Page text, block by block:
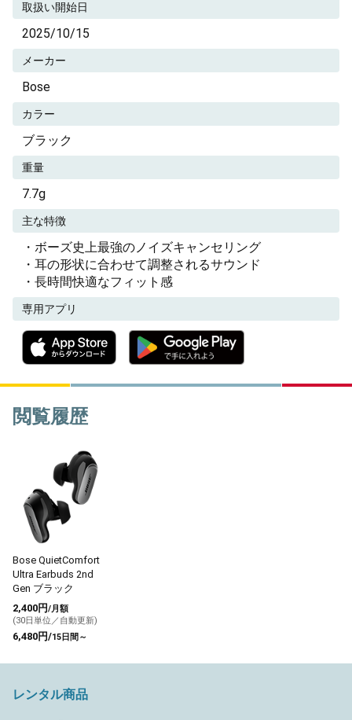
取扱い開始日
2025/10/15
メーカー
Bose
カラー
ブラック
重量
7.7g
主な特徴
・ボーズ史上最強のノイズキャンセリング
・耳の形状に合わせて調整されるサウンド
・長時間快適なフィット感
専用アプリ
閲覧履歴
Bose QuietComfort
Ultra Earbuds 2nd
Gen ブラック
2,400円/月額
(30日単位／自動更新)
6,480円/15日間～
レンタル商品